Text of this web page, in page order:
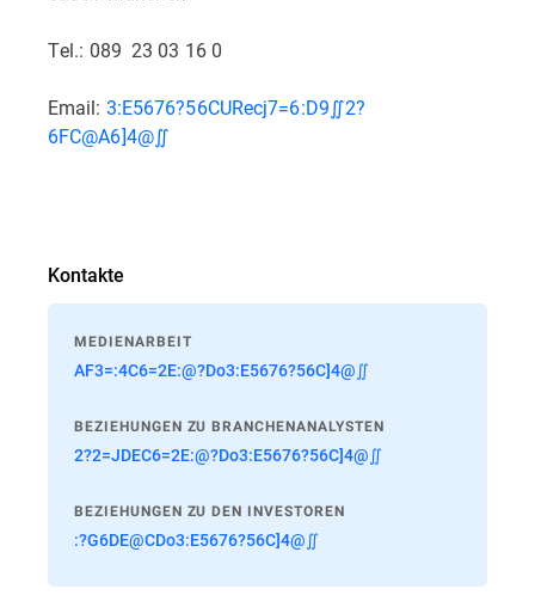
Tel.: 089 23 03 16 0
Email: 3:E5676?56CURecj7=6:D9∬2?
6FC@A6]4@∬
Kontakte
MEDIENARBEIT
AF3=:4C6=2E:@?Do3:E5676?56C]4@∬
BEZIEHUNGEN ZU BRANCHENANALYSTEN
2?2=JDEC6=2E:@?Do3:E5676?56C]4@∬
BEZIEHUNGEN ZU DEN INVESTOREN
:?G6DE@CDo3:E5676?56C]4@∬